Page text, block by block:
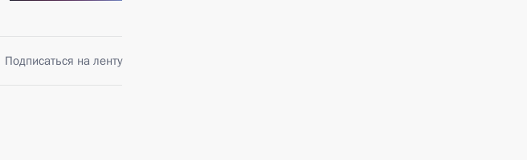
Подписаться на ленту